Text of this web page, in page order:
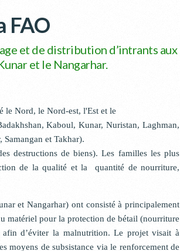
FAO
et de distribution d’intrants aux
et le Nangarhar.
le Nord, le Nord-est, l'Est et le
Kaboul, Kunar, Nuristan, Laghman,
et Takhar).
destructions de biens). Les familles les plus
de la qualité et la quantité de nourriture,
et Nangarhar) ont consisté à principalement
matériel pour la protection de bétail (nourriture
afin d’éviter la malnutrition. Le projet visait à
moyens de subsistance via le renforcement de